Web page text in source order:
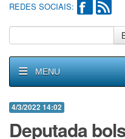
REDES SOCIAIS:
MENU
4/3/2022 14:02
Deputada